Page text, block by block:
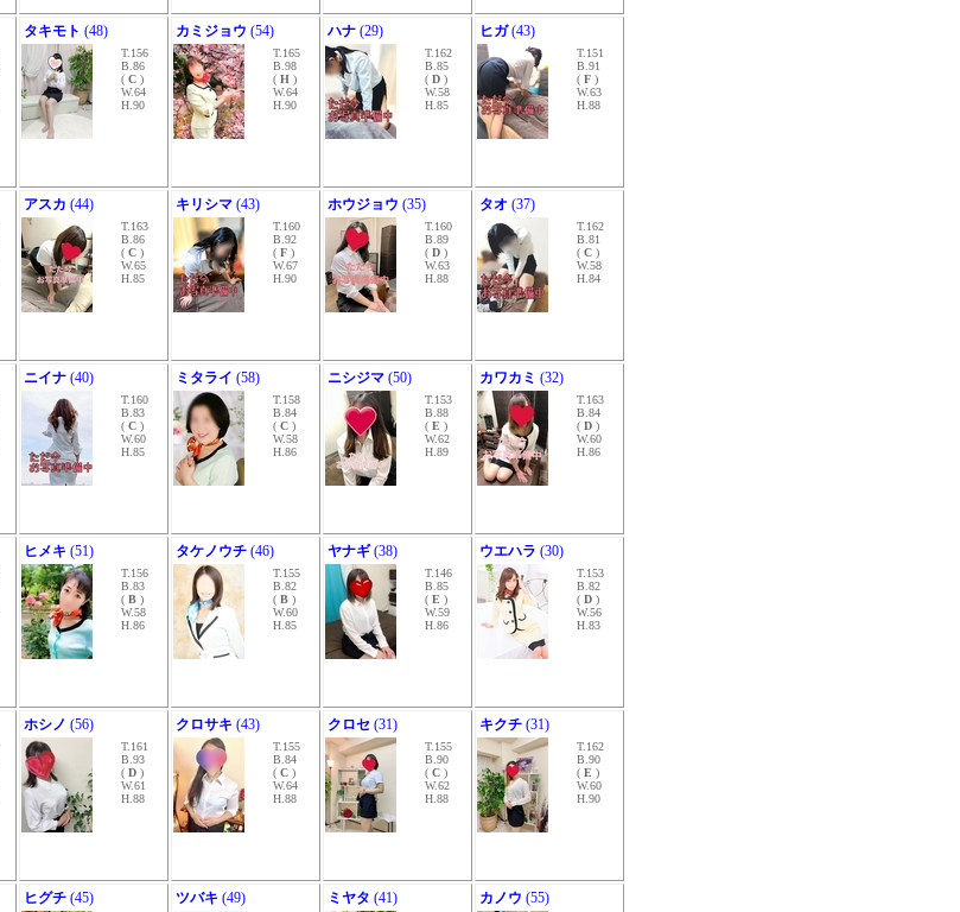
タキモト (48)
T.156
B.86
( C )
W.64
H.90
カミジョウ (54)
T.165
B.98
( H )
W.64
H.90
ハナ (29)
T.162
B.85
( D )
W.58
H.85
ヒガ(43)
T.151
B.91
( F )
W.63
H.88
アスカ (44)
T.163
B.86
( C )
W.65
H.85
キリシマ (43)
T.160
B.92
( F )
W.67
H.90
ホウジョウ (35)
T.160
B.89
( D )
W.63
H.88
タオ (37)
T.162
B.81
( C )
W.58
H.84
ニイナ (40)
T.160
B.83
( C )
W.60
H.85
ミタライ (58)
T.158
B.84
( C )
W.58
H.86
ニシジマ (50)
T.153
B.88
( E )
W.62
H.89
カワカミ (32)
T.163
B.84
( D )
W.60
H.86
ヒメキ (51)
T.156
B.83
( B )
W.58
H.86
タケノウチ (46)
T.155
B.82
( B )
W.60
H.85
ヤナギ(38)
T.146
B.85
( E )
W.59
H.86
ウエハラ (30)
T.153
B.82
( D )
W.56
H.83
ホシノ (56)
T.161
B.93
( D )
W.61
H.88
クロサキ (43)
T.155
B.84
( C )
W.64
H.88
クロセ (31)
T.155
B.90
( C )
W.62
H.88
キクチ (31)
T.162
B.90
( E )
W.60
H.90
ヒグチ (45) ツバキ (49) ミヤタ (41) カノウ (55)